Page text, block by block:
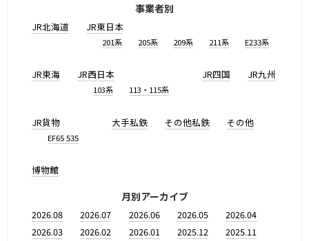
事業者別
JR北海道 JR東日本
201系 205系 209系 211系 E233系
JR東海 JR西日本
103系 113・115系
JR四国 JR九州
JR貨物
EF65 535
大手私鉄 その他私鉄 その他
博物館
月別アーカイブ
2026.08 2026.07 2026.06 2026.05
2026.04
2026.03
2026.02 2026.01 2025.12
2025.11